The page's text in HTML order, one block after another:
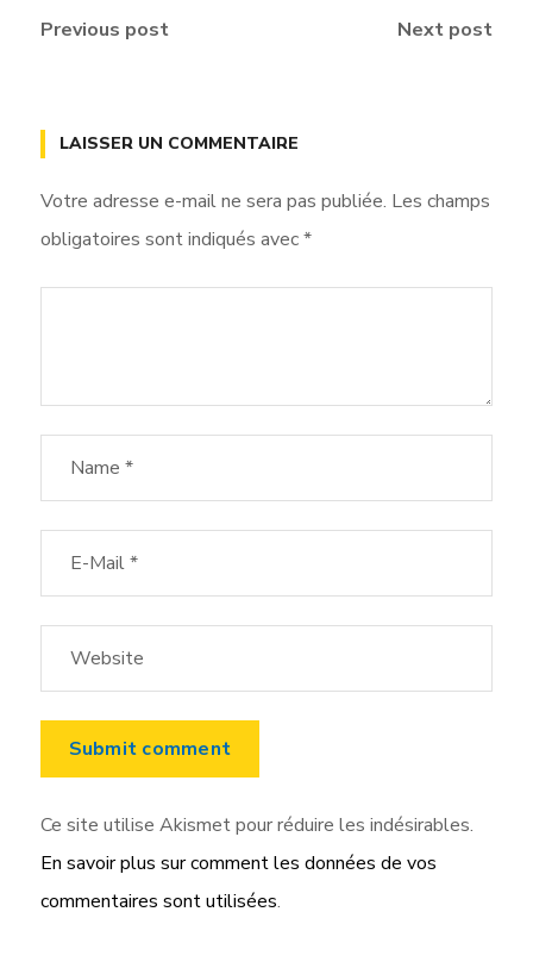
Previous post Next post
LAISSER UN COMMENTAIRE
Votre adresse e-mail ne sera pas publiée. Les champs
obligatoires sont indiqués avec*
Ce site utilise Akismet pour réduire les indésirables.
En savoir plus sur comment les données de vos
commentaires sont utilisées.